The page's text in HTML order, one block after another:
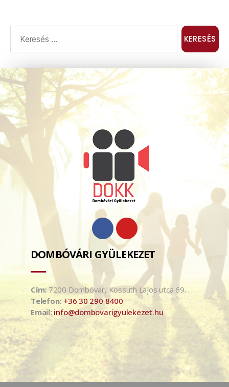
DOMBÓVÁRI GYÜLEKEZET
Cím: 7200 Dombóvár, Kossuth Lajos utca 69.
Telefon: +36 30 290 8400
Email:info@dombovarigyulekezet.hu